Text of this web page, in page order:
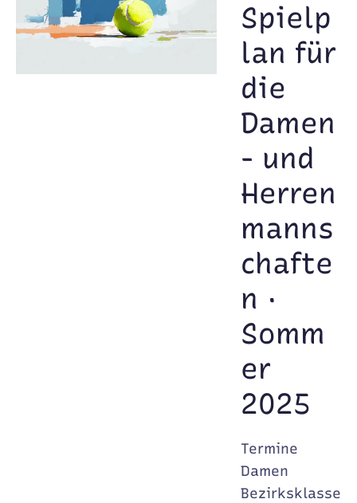
Spielp
lan für
die
Damen
- und
Herren
manns
chafte
n ·
Somm
er
2025
Termine
Damen
Bezirksklasse